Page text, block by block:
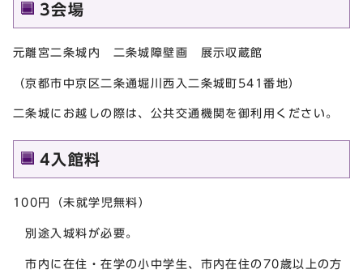
3会場
元離宮二条城内 二条城障壁画 展示収蔵館
（京都市中京区二条通堀川西入二条城町541番地）
二条城にお越しの際は、公共交通機関を御利用ください。
4入館料
100円（未就学児無料）
別途入城料が必要。
市内に在住・在学の小中学生、市内在住の70歳以上の方